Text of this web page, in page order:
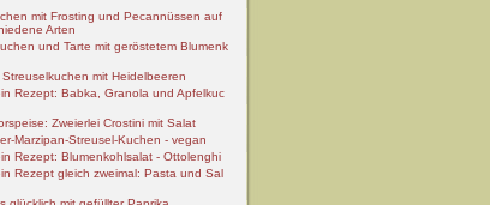
mit Frosting und Pecannüssen auf
Arten
und Tarte mit geröstetem Blumenk
mit Heidelbeeren
Rezept: Babka, Granola und Apfelkuc
Zweierlei Crostini mit Salat
Marzipan-Streusel-Kuchen - vegan
Rezept: Blumenkohlsalat - Ottolenghi
Rezept gleich zweimal: Pasta und Sal